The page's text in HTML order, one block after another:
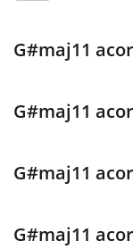
Italiano
日本語
Polski
Português
G#maj11
G#maj11
G#maj11
G#maj11